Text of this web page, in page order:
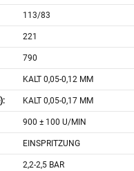
113/83
221
790
KALT 0,05-0,12 MM
KALT 0,05-0,17 MM
900 ± 100 U/MIN
EINSPRITZUNG
2,2-2,5 BAR